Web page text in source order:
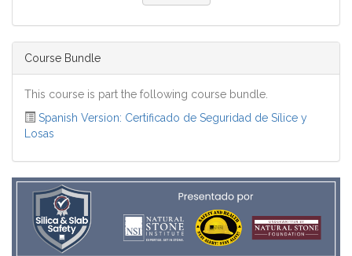
Course Bundle
This course is part the following course bundle.
Spanish Version: Certificado de Seguridad de Sílice y
Losas